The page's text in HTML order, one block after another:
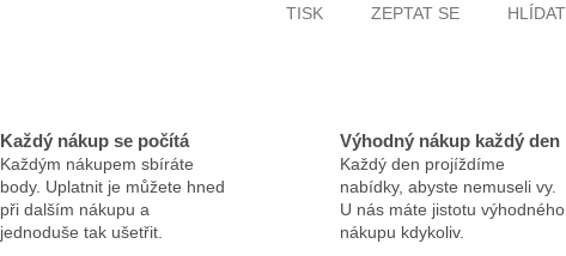
TISK ZEPTAT SE HLÍDAT
Každý nákup se počítá
Každým nákupem sbíráte
body. Uplatnit je můžete hned
při dalším nákupu a
jednoduše tak ušetřit.
Výhodný nákup každý den
Každý den projíždíme
nabídky, abyste nemuseli vy.
U nás máte jistotu výhodného
nákupu kdykoliv.